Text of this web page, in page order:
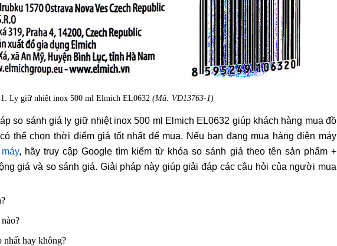
Ly giữ nhiệt inox 500 ml Elmich EL0632 (Mã: VD13763-1)
so sánh giá ly giữ nhiệt inox 500 ml Elmich EL0632 giúp khách hàng mua đồ
có thể chọn thời điểm giá tốt nhất để mua. Nếu bạn đang mua hàng điện máy
, hãy truy cập Google tìm kiếm từ khóa so sánh giá theo tên sản phẩm +
giá và so sánh giá. Giải pháp này giúp giải đáp các câu hỏi của người mua
nhất hay không?